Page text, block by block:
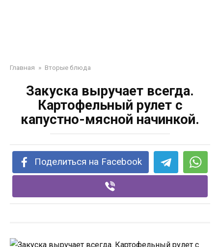
Главная » Вторые блюда
Закуска выручает всегда.
Картофельный рулет с
капустно-мясной начинкой.
Поделиться на Facebook